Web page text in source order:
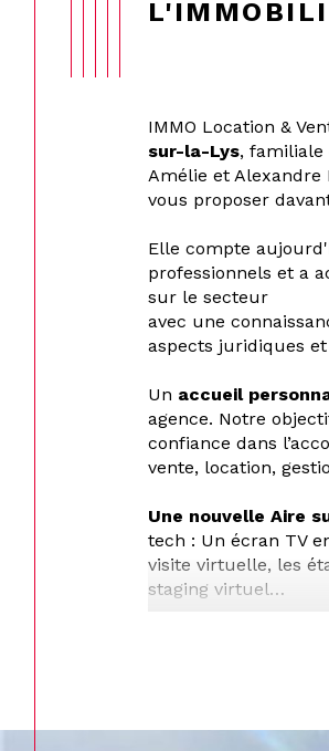
IMMO Location &
sur-la-Lys, familiale
Amélie et Alexandre
vous proposer
Elle compte
professionnels et a
sur le secteur
avec une
aspects juridiques
Un accueil
agence. Notre
confiance dans
vente, location,
Une nouvelle Aire
tech : Un écran TV
visite virtuelle, les
staging virtuel…